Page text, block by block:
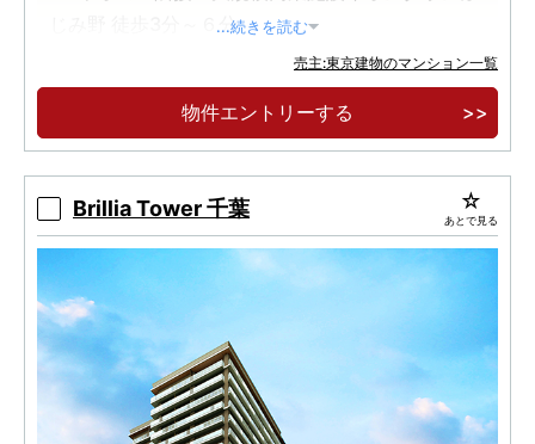
じみ野 徒歩3分～６分
南向き中心の開放感あふれる住戸プラン
沿線最大級708邸
...続きを読む
売主:東京建物のマンション一覧
物件エントリーする
Brillia Tower 千葉 あとで見る